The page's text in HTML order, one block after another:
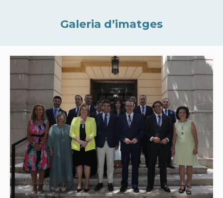
Galeria d’imatges